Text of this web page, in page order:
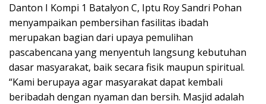
Danton I Kompi 1 Batalyon C, Iptu Roy Sandri Pohan
menyampaikan pembersihan fasilitas ibadah
merupakan bagian dari upaya pemulihan
pascabencana yang menyentuh langsung kebutuhan
dasar masyarakat, baik secara fisik maupun spiritual.
“Kami berupaya agar masyarakat dapat kembali
beribadah dengan nyaman dan bersih. Masjid adalah